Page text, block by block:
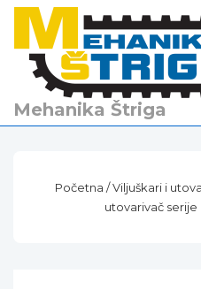
Main
Content
Mehanika Štriga
Početna /Viljuškari i
utovarivač serije